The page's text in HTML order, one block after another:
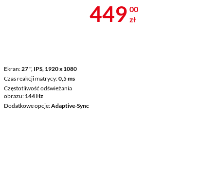
Ekran 27 ", IPS, 1920 x 1080
Czas reakcji matrycy 0,5 ms
Częstotliwość odświeżania
obrazu 144 Hz
Dodatkowe opcje Adaptive-Sync
Cena 449 zł
449 00
zł